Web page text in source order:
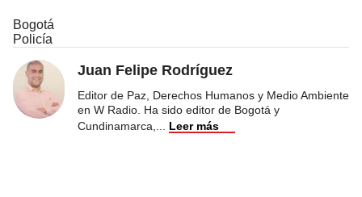
Bogotá
Policía
Juan Felipe Rodríguez
Editor de Paz, Derechos Humanos y Medio Ambiente
en W Radio. Ha sido editor de Bogotá y
Cundinamarca,
Leer más